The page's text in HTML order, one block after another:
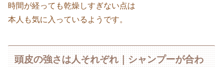
時間が経っても乾燥しすぎない点は
本人も気に入っているようです。
頭皮の強さは人それぞれ｜シャンプーが合わ